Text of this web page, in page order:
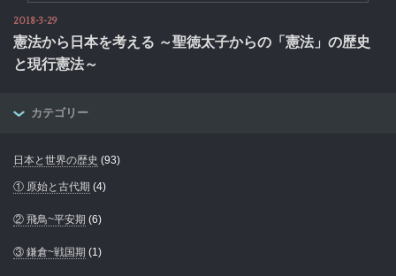
2018-3-29
憲法から日本を考える ～聖徳太子からの「憲法」の歴史
と現行憲法～
カテゴリー
日本と世界の歴史 (93)
① 原始と古代期 (4)
② 飛鳥~平安期 (6)
③ 鎌倉~戦国期 (1)